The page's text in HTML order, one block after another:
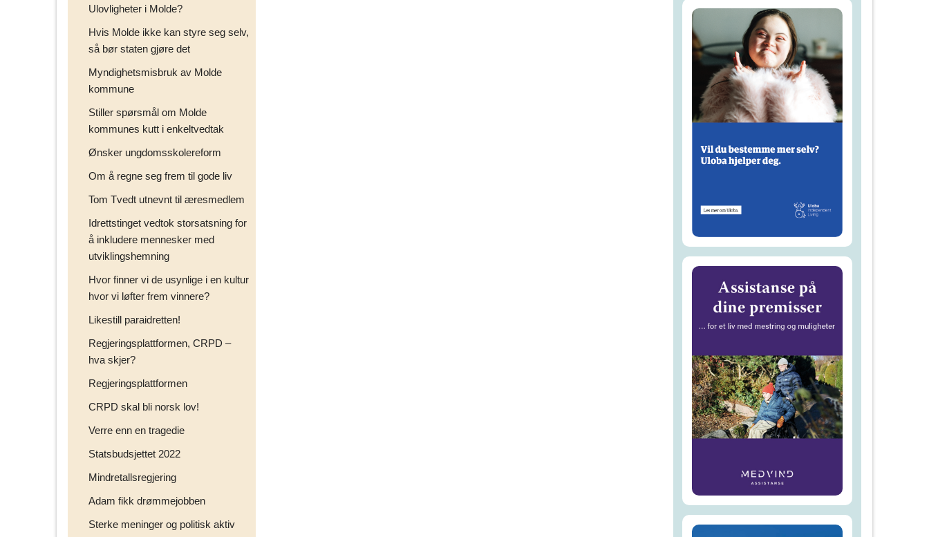
Ulovligheter i Molde?
Hvis Molde ikke kan styre seg selv,
så bør staten gjøre det
Myndighetsmisbruk av Molde
kommune
Stiller spørsmål om Molde
kommunes kutt i enkeltvedtak
Ønsker ungdomsskolereform
Om å regne seg frem til gode liv
Tom Tvedt utnevnt til æresmedlem
Idrettstinget vedtok storsatsning for
å inkludere mennesker med
utviklingshemning
Hvor finner vi de usynlige i en kultur
hvor vi løfter frem vinnere?
Likestill paraidretten!
Regjeringsplattformen, CRPD –
hva skjer?
Regjeringsplattformen
CRPD skal bli norsk lov!
Verre enn en tragedie
Statsbudsjettet 2022
Mindretallsregjering
Adam fikk drømmejobben
Sterke meninger og politisk aktiv